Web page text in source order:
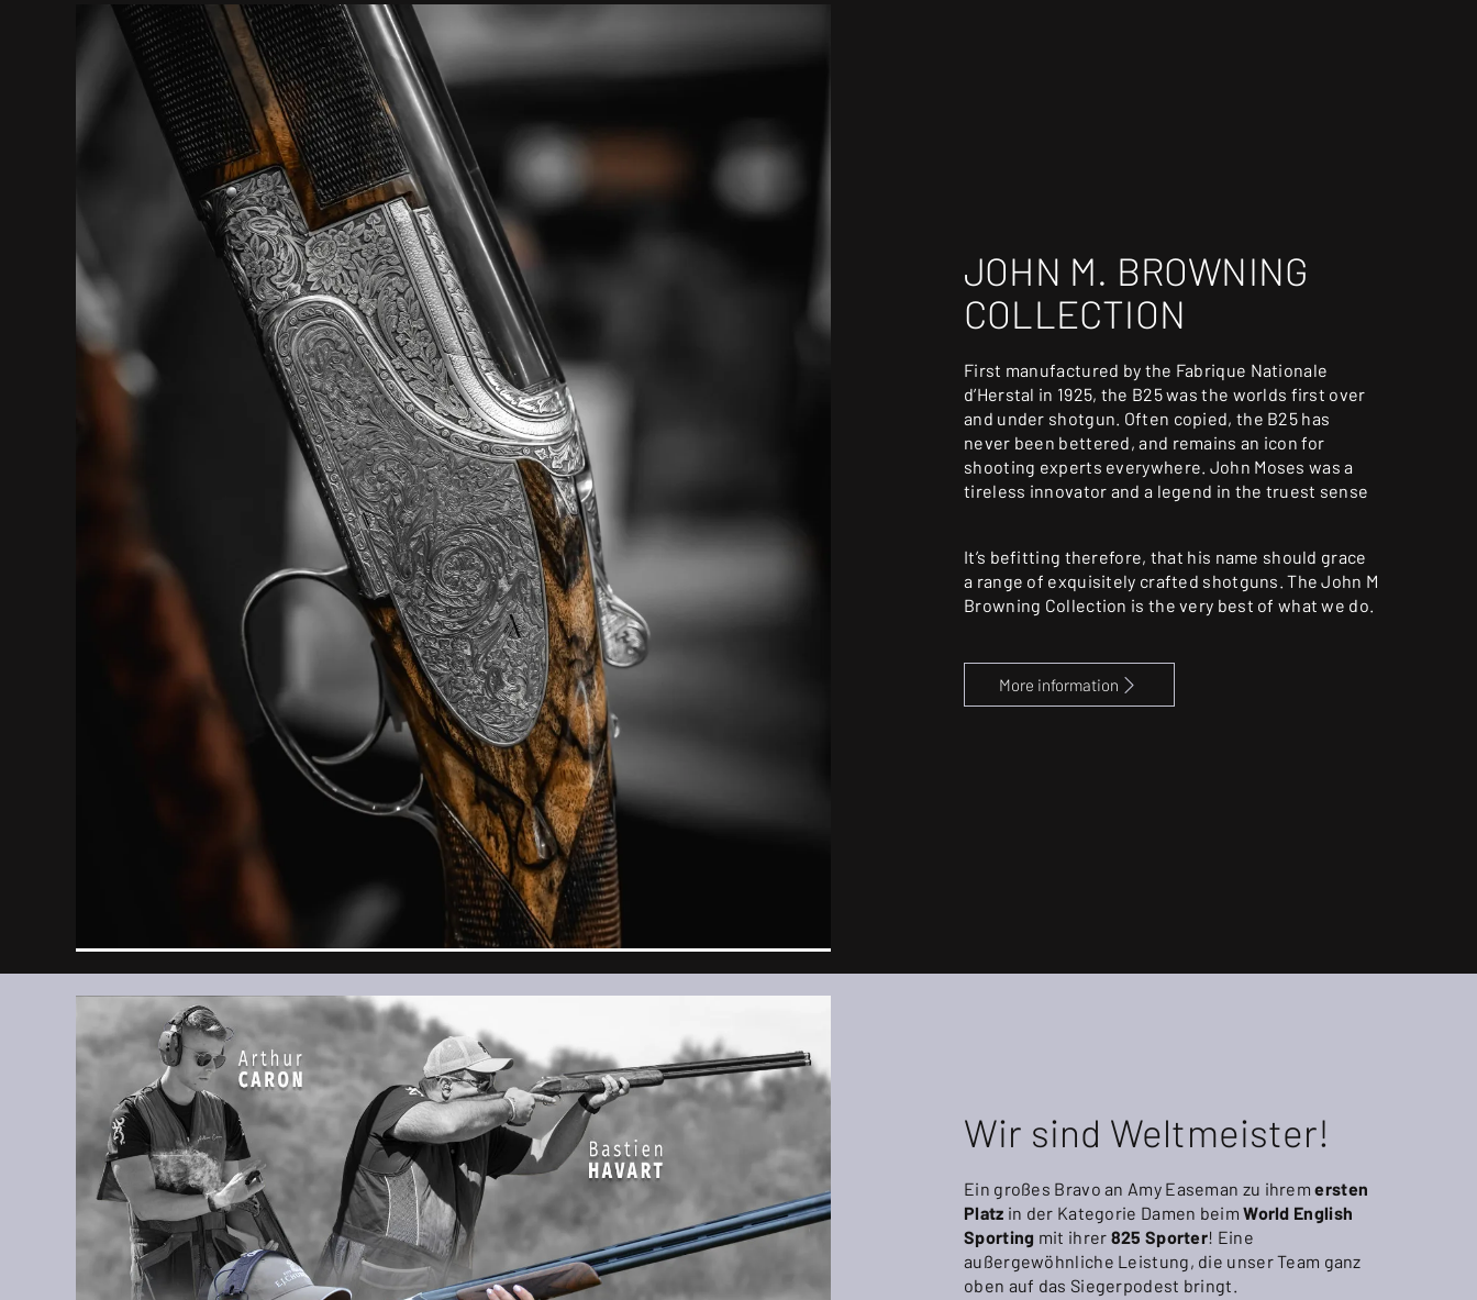
JOHN M. BROWNING
COLLECTION
First manufactured by the Fabrique Nationale
d’Herstal in 1925, the B25 was the worlds first over
and under shotgun. Often copied, the B25 has
never been bettered, and remains an icon for
shooting experts everywhere. John Moses was a
tireless innovator and a legend in the truest sense
It’s befitting therefore, that his name should grace
a range of exquisitely crafted shotguns. The John M
Browning Collection is the very best of what we do.
More information
Wir sind Weltmeister!
Ein großes Bravo an Amy Easeman zu ihremersten
Platz in der Kategorie Damen beimWorld English
Sporting mit ihrer 825 Sporter! Eine
außergewöhnliche Leistung, die unser Team ganz
oben auf das Siegerpodest bringt.